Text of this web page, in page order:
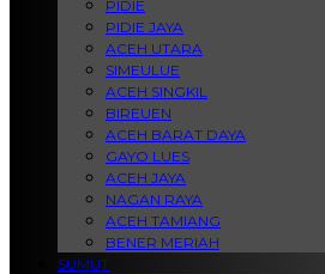
PIDIE
PIDIE JAYA
ACEH UTARA
SIMEULUE
ACEH SINGKIL
BIREUEN
ACEH BARAT DAYA
GAYO LUES
ACEH JAYA
NAGAN RAYA
ACEH TAMIANG
BENER MERIAH
SUMUT